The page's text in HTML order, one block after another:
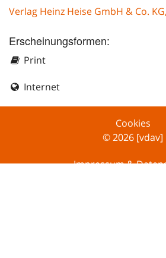
Verlag Heinz Heise GmbH & Co.
Erscheinungsformen:
Print
Internet
Cookies
© 2026 [vdav]
Impressum &